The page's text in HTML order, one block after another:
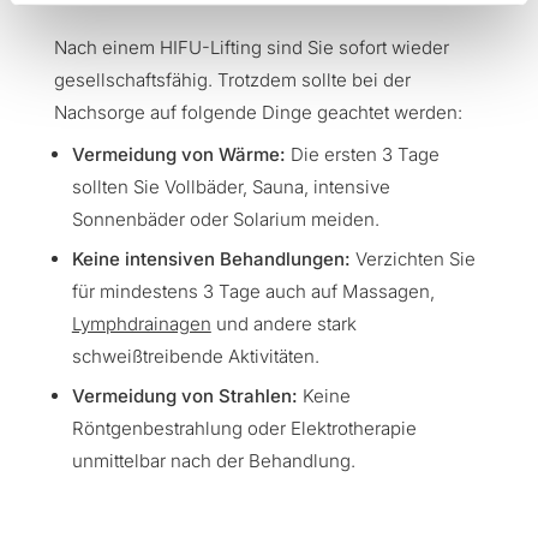
Nach einem HIFU-Lifting sind Sie sofort wieder
gesellschaftsfähig. Trotzdem sollte bei der
Nachsorge auf folgende Dinge geachtet werden:
Vermeidung von Wärme: Die ersten 3 Tage
sollten Sie Vollbäder, Sauna, intensive
Sonnenbäder oder Solarium meiden.
Keine intensiven Behandlungen: Verzichten Sie
für mindestens 3 Tage auch auf Massagen,
Lymphdrainagen und andere stark
schweißtreibende Aktivitäten.
Vermeidung von Strahlen: Keine
Röntgenbestrahlung oder Elektrotherapie
unmittelbar nach der Behandlung.